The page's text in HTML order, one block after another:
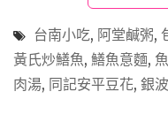
台南小吃, 阿堂鹹粥,
黃氏炒鱔魚, 鱔魚意麵,
肉湯, 同記安平豆花, 銀